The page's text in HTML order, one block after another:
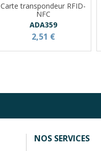
Carte transpondeur RFID-
NFC
ADA359
2,51 €
NOS SERVICES